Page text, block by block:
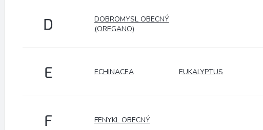
D
DOBROMYSL OBECNÝ
(OREGANO)
E ECHINACEA EUKALYPTUS
F FENYKL OBECNÝ